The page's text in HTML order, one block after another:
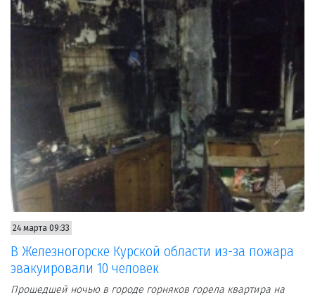
24 марта 09:33
В Железногорске Курской области из-за пожара
эвакуировали 10 человек
Прошедшей ночью в городе горняков горела квартира на